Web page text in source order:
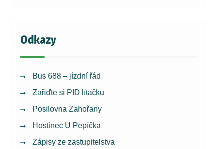
Odkazy
Bus 688 – jízdní řád
Zařiďte si PID lítačku
Posilovna Zahořany
Hostinec U Pepíčka
Zápisy ze zastupitelstva